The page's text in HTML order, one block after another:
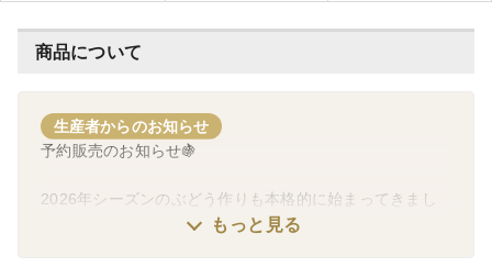
商品について
生産者からのお知らせ
予約販売のお知らせ🍇
2026年シーズンのぶどう作りも本格的に始まってきまし
もっと見る